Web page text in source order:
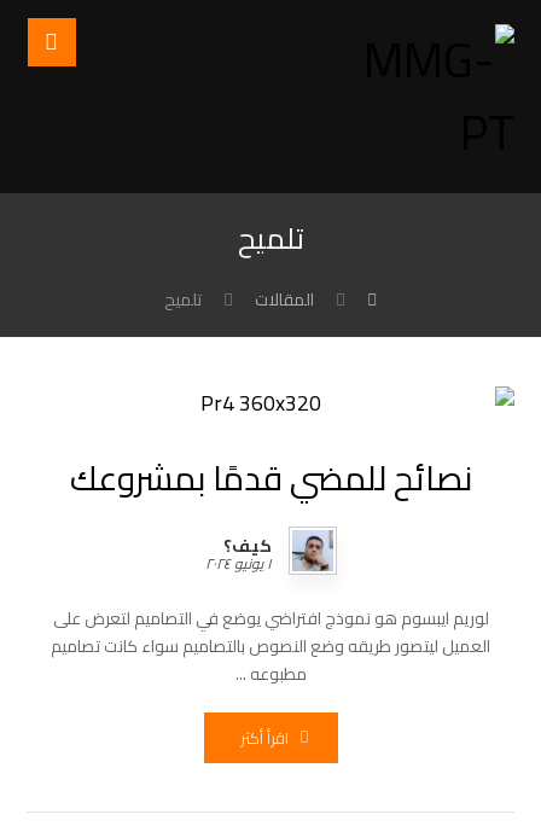
تلميح
المقالات تلميح
نصائح للمضي قدمًا بمشروعك
كيف؟
١ يونيو ٢٠٢٤
لوريم ايبسوم هو نموذج افتراضي يوضع في التصاميم لتعرض على
العميل ليتصور طريقه وضع النصوص بالتصاميم سواء كانت تصاميم
مطبوعه ...
اقرأ أكثر